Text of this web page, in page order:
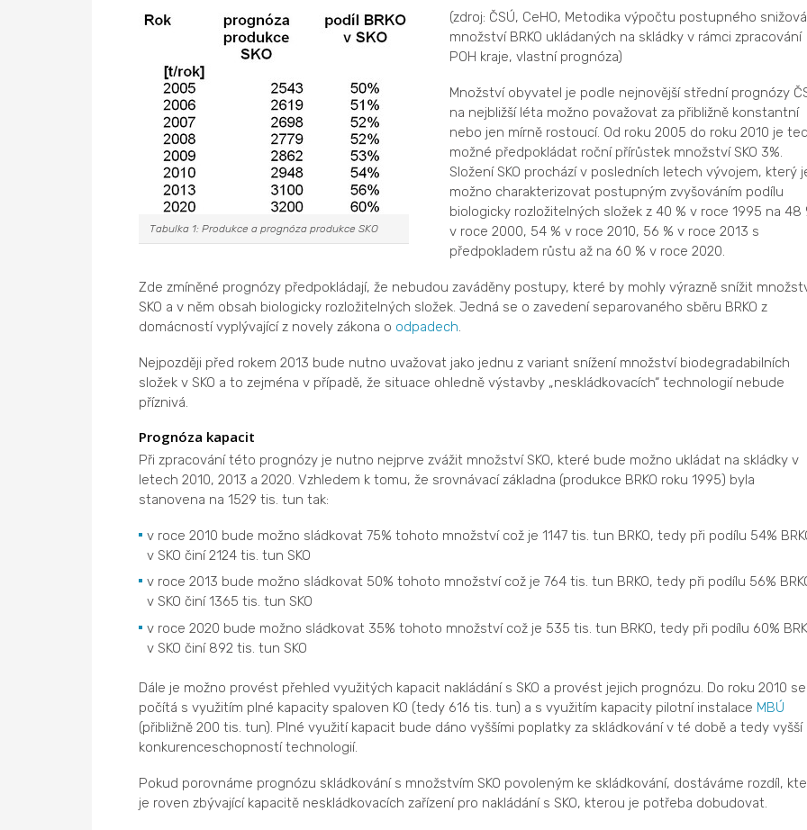
Tabulka 1: Produkce a prognóza produkce SKO
(zdroj: ČSÚ, CeHO, Metodika výpočtu postupného
množství BRKO ukládaných na skládky v rámci zpracování
POH kraje, vlastní prognóza)
Množství obyvatel je podle nejnovější střední prognózy
na nejbližší léta možno považovat za přibližně konstantní
nebo jen mírně rostoucí. Od roku 2005 do roku 2010 je
možné předpokládat roční přírůstek množství SKO 3%.
Složení SKO prochází v posledních letech vývojem, který
možno charakterizovat postupným zvyšováním podílu
biologicky rozložitelných složek z 40 % v roce 1995 na 48
v roce 2000, 54 % v roce 2010, 56 % v roce 2013 s
předpokladem růstu až na 60 % v roce 2020.
Zde zmíněné prognózy předpokládají, že nebudou zaváděny postupy, které by mohly výrazně snížit
SKO a v něm obsah biologicky rozložitelných složek. Jedná se o zavedení separovaného sběru BRKO z
domácností vyplývající z novely zákona o odpadech
Nejpozději před rokem 2013 bude nutno uvažovat jako jednu z variant snížení množství biodegradabilních
složek v SKO a to zejména v případě, že situace ohledně výstavby „neskládkovacích“ technologií nebude
příznivá.
Prognóza kapacit
Při zpracování této prognózy je nutno nejprve zvážit množství SKO, které bude možno ukládat na skládky v
letech 2010, 2013 a 2020. Vzhledem k tomu, že srovnávací základna (produkce BRKO roku 1995) byla
stanovena na 1529 tis. tun tak:
v roce 2010 bude možno sládkovat 75% tohoto množství což je 1147 tis. tun BRKO, tedy při podílu 54%
v SKO činí 2124 tis. tun SKO
v roce 2013 bude možno sládkovat 50% tohoto množství což je 764 tis. tun BRKO, tedy při podílu 56%
v SKO činí 1365 tis. tun SKO
v roce 2020 bude možno sládkovat 35% tohoto množství což je 535 tis. tun BRKO, tedy při podílu 60%
v SKO činí 892 tis. tun SKO
Dále je možno provést přehled využitých kapacit nakládání s SKO a provést jejich prognózu. Do roku 2010 se
počítá s využitím plné kapacity spaloven KO (tedy 616 tis. tun) a s využitím kapacity pilotní instalace MBÚ
(přibližně 200 tis. tun). Plné využití kapacit bude dáno vyššími poplatky za skládkování v té době a tedy vyšší
konkurenceschopností technologií.
Pokud porovnáme prognózu skládkování s množstvím SKO povoleným ke skládkování, dostáváme rozdíl,
je roven zbývající kapacitě neskládkovacích zařízení pro nakládání s SKO, kterou je potřeba dobudovat.